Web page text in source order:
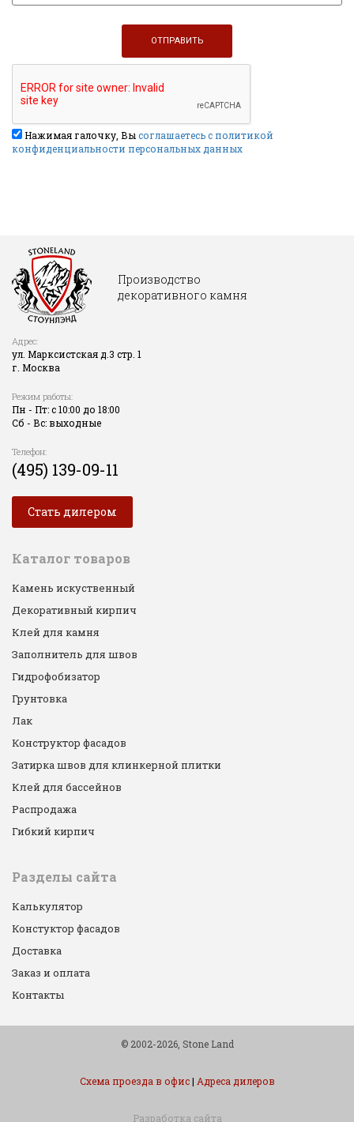
Нажимая галочку, Вы соглашаетесь с политикой
конфиденциальности персональных данных
Производство
декоративного камня
Адрес:
ул. Марксистская д.3 стр. 1
г. Москва
Режим работы:
Пн - Пт: с 10:00 до 18:00
Сб - Вс: выходные
Телефон:
(495) 139-09-11
Стать дилером
Каталог товаров
Камень искуственный
Декоративный кирпич
Клей для камня
Заполнитель для швов
Гидрофобизатор
Грунтовка
Лак
Конструктор фасадов
Затирка швов для клинкерной плитки
Клей для бассейнов
Распродажа
Гибкий кирпич
Разделы сайта
Калькулятор
Констуктор фасадов
Доставка
Заказ и оплата
Контакты
© 2002-2026, Stone Land
Схема проезда в офис| Адреса дилеров
Разработка сайта